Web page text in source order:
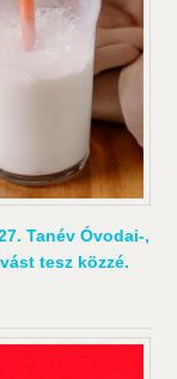
Tanév Óvodai-,
tesz közzé.